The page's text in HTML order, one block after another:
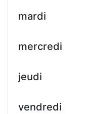
mardi
mercredi
jeudi
vendredi